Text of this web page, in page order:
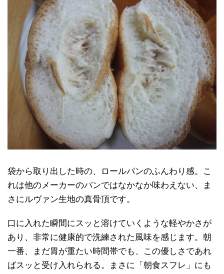
袋から取り出した時の、ロールパンのふんわり感。こ
れは他のメーカーのパンではなかなか味わえない、ま
さにルヴァン生地の真骨頂です。
口に入れた瞬間にスッと溶けていくような軽やかさが
あり、非常に健康的で洗練された風味を感じます。朝
一番、まだ胃が重たい時間帯でも、この優しさであれ
ばスッと受け入れられる。まさに「朝食スフレ」にも